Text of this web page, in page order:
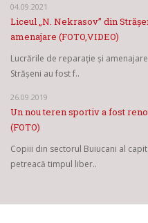
04.09.2021
Liceul „N. Nekrasov” din
amenajare (FOTO,VIDEO)
Lucrările de reparație și
Strășeni au fost f..
26.09.2019
Un nou teren sportiv a fost
(FOTO)
Copiii din sectorul Buiucani al
petreacă timpul liber..